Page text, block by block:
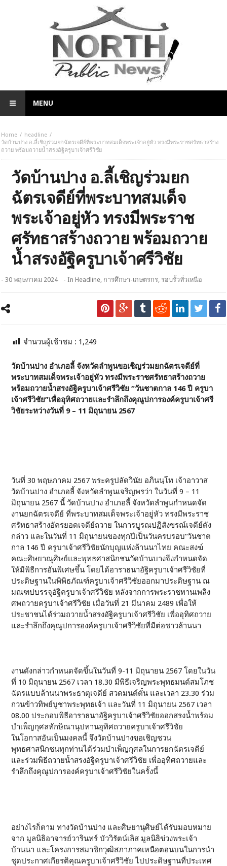
MENU
Home
headline
วัดบ้านปาง อ.ลี้เชิญร่วมยกฉัตรเจดีย์ที่พระบาทสมเด็จพระเจ้าอยู่หัว ทรงมีพระราชศรัทธาสร้าง
ถวาย พร้อมถวายน้ำสรงอัฐิครูบาเจ้าศรีวิชัย
วัดบ้านปาง อ.ลี้เชิญร่วมยก
ฉัตรเจดีย์ที่พระบาทสมเด็จ
พระเจ้าอยู่หัว ทรงมีพระราช
ศรัทธาสร้างถวาย พร้อมถวาย
น้ำสรงอัฐิครูบาเจ้าศรีวิชัย
- 30 พฤษภาคม 2024 - InHeadline, การศึกษา-เกษตรกร, รอบรั้วทั่วเหนือ
จำนวนผู้เช้าชม : 1,249
วัดบ้านปาง อำเภอลี้ จังหวัดลำพูนขอเชิญร่วมยกฉัตรเจดีย์ที่
พระบาทสมเด็จพระเจ้าอยู่หัว ทรงมีพระราชศรัทธาสร้างถวาย
พร้อมถวายน้ำสรงอัฐิครูบาเจ้าศรีวิชัย “วันชาตกาล 146 ปี ครูบา
เจ้าศรีวิชัย”เพื่ออุทิศถวายและรำลึกถึงคุณูปการองค์ครูบาเจ้าศรี
วิชัยระหว่างวันที่ 9 – 11 มิถุนายน 2567
วันที่ 30 พฤษภาคม 2567 พระครูปลัดวินัย อภินนฺโท เจ้าอาวาส
วัดบ้านปาง อำเภอลี้ จังหวัดลำพูนเจริญพรว่า ในวันที่ 9 – 11
มิถุนายน 2567 นี้ วัดบ้านปาง อำเภอลี้ จังหวัดลำพูนกำหนดจัด
งานยกฉัตรเจดีย์ ที่พระบาทสมเด็จพระเจ้าอยู่หัว ทรงมีพระราช
ศรัทธาสร้างอัครยอดเจดีย์ถวาย ในการบูรณปฏิสังขรณ์เจดีย์ดัง
กล่าว และในวันที่ 11 มิถุนายนของทุกปีเป็นวันครบรอบ“วันชาต
กาล 146 ปี ครูบาเจ้าศรีวิชัยนักบุญแห่งล้านนาไทย คณะสงฆ์
คณะศิษยาณุศิษย์และพุทธศาสนิกชนวัดบ้านบางจึงกำหนดจัด
ให้มีพิธีการอันพิเศษขึ้น โดยได้อาราธนาอัฐิครูบาเจ้าศรีวิชัยที่
ประดิษฐานในพิพิธภัณฑ์ครูบาเจ้าศรีวิชัยออกมาประดิษฐาน ณ
มณฑปบรรจุอัฐิครูบาเจ้าศรีวิชัย หลังจากการพระราชทานเพลิง
ศพถวายครูบาเจ้าศรีวิชัย เมื่อวันที่ 21 มีนาคม 2489 เพื่อให้
ประชาชนได้ร่วมถวายน้ำสรงอัฐิครูบาเจ้าศรีวิชัย เพื่ออุทิศถวาย
และรำลึกถึงคุณูปการองค์ครูบาเจ้าศรีวิชัยที่มีต่อชาวล้านนา
งานดังกล่าวกำหนดจัดขึ้นในวันที่ 9-11 มิถุนายน 2567 โดยในวัน
ที่ 10 มิถุนายน 2567 เวลา 18.30 มีพิธีเจริญพระพุทธมนต์สมโภช
ฉัตรแบบล้านนาพระธาตุเจดีย์ สวดมนต์ตั๋น และเวลา 23.30 ร่วม
กวนข้าวทิพย์บูชาพระพุทธเจ้า และวันที่ 11 มิถุนายน 2567 เวลา
08.00 ประกอบพิธีอาราธนาอัฐิครูบาเจ้าศรีวิชัยออกสรงน้ำพร้อม
บำเพ็ญกุศลทักษิณานุปทานอุทิศถวายครูบาเจ้าศรีวิชัย
ในโอกาสอันเป็นมงคลนี้ จึงวัดบ้านปางขอเชิญชวน
พุทธศาสนิกชนทุกท่านได้ร่วมบำเพ็ญกุศลในการยกฉัตรเจดีย์
และร่วมพิธีถวายน้ำสรงอัฐิครูบาเจ้าศรีวิชัย เพื่ออุทิศถวายและ
รำลึกถึงคุณูปการองค์ครูบาเจ้าศรีวิชัยในครั้งนี้
อย่างไรก็ตาม ทางวัดบ้านปาง และศิษยานุศิษย์ได้รับมอบหมาย
จาก มูลนิธิอาจารย์วารินทร์ บัววิรัตน์เลิส มูลนิธิข่วงพระเจ้า
บ้านนา และโครงการสมาชิกวุฒิสภาภาคเหนือตอนบนในการนำ
ชุดประกาศเกียรติคุณครูบาเจ้าศรีวิชัย ไปประดิษฐานที่ประเทศ